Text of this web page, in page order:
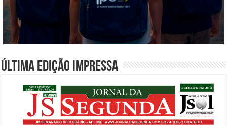
Última edição impressa